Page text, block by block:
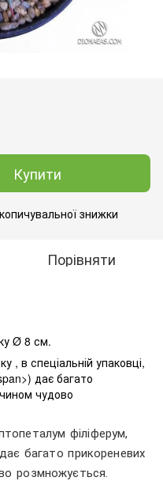
Купити
знижки
Порівняти
Ø 8 см.
, в спеціальній упаковці,
дає багато
чудово
філіферум,
багато прикореневих
розмножується.